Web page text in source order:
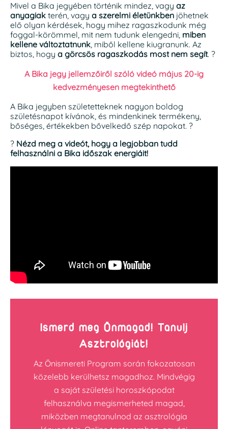
Mivel a Bika jegyében történik mindez, vagy az
anyagiak terén, vagy a szerelmi életünkben jöhetnek
elő olyan kérdések, hogy mihez ragaszkodunk még
foggal-körömmel, mit nem tudunk elengedni, miben
kellene változtatnunk, miből kellene kiugranunk. Az
biztos, hogy a görcsös ragaszkodás most nem segít. ?
A Bika jegy jellemzőiről szóló videó május 20-ig
kedvezményesen megtekinthető
A Bika jegyben születetteknek nagyon boldog
születésnapot kívánok, és mindenkinek termékeny,
bőséges, értékekben bővelkedő szép napokat. ?
? Nézd meg a videót, hogy a legjobban tudd
felhasználni a Bika időszak energiáit!
Ismerd meg Önmagad! Tanulj
Asztrológiát!
Az Önismereti Program során fokozatosan
közelebb kerülhetsz magadhoz. Mindvégig
a saját születési horoszkópodat
felhasználva megismerheted magad,
miközben megtanulnod az asztrológia